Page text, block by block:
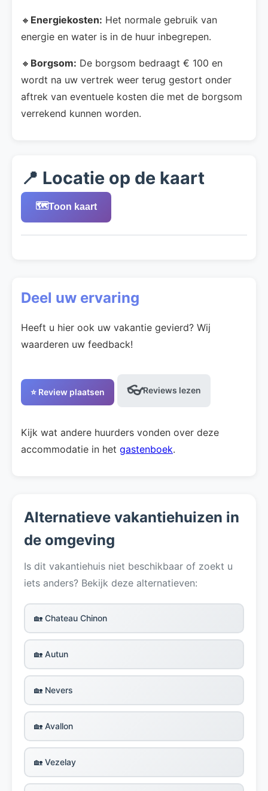
🔸 Energiekosten: Het normale gebruik van
energie en water is in de huur inbegrepen.
🔸 Borgsom: De borgsom bedraagt € 100 en
wordt na uw vertrek weer terug gestort onder
aftrek van eventuele kosten die met de borgsom
verrekend kunnen worden.
📍 Locatie op de kaart
🗺️Toon kaart
Deel uw ervaring
Heeft u hier ook uw vakantie gevierd? Wij
waarderen uw feedback!
⭐ Review plaatsen 👓Reviews lezen
Kijk wat andere huurders vonden over deze
accommodatie in het gastenboek.
Alternatieve vakantiehuizen in
de omgeving
Is dit vakantiehuis niet beschikbaar of zoekt u
iets anders? Bekijk deze alternatieven:
🏡 Chateau Chinon
🏡 Autun
🏡 Nevers
🏡 Avallon
🏡 Vezelay